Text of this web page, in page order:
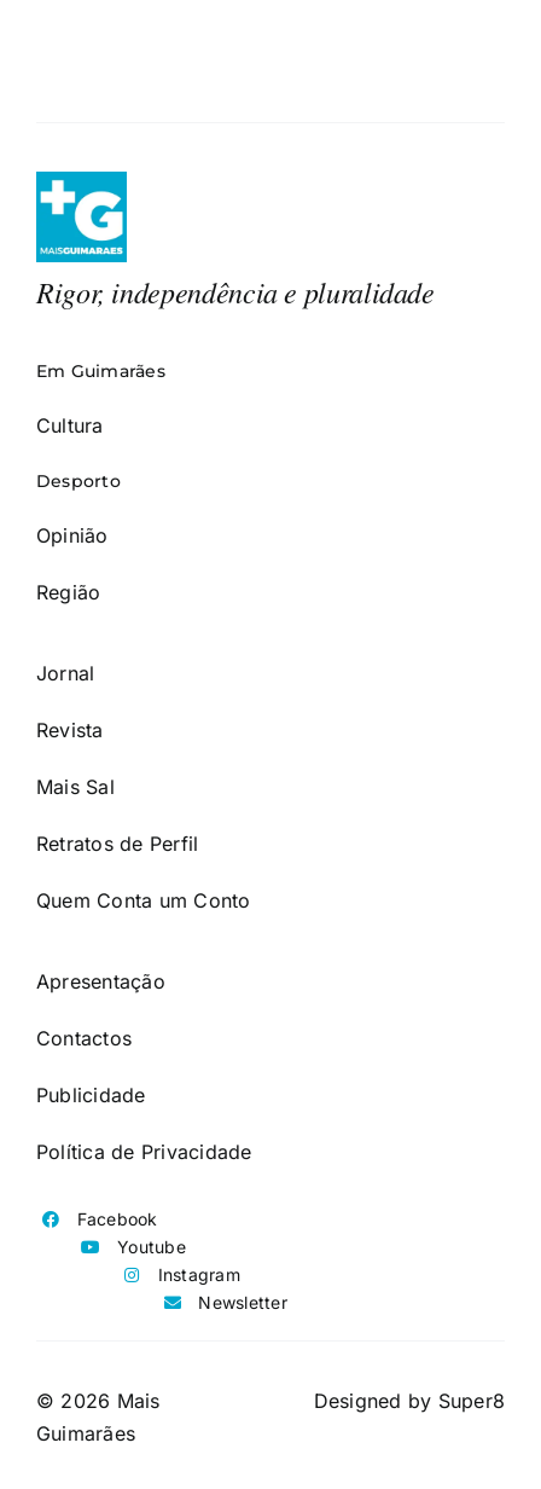
Rigor, independência e pluralidade
Em Guimarães
Cultura
Desporto
Opinião
Região
Jornal
Revista
Mais Sal
Retratos de Perfil
Quem Conta um Conto
Apresentação
Contactos
Publicidade
Política de Privacidade
Facebook
Youtube
Instagram
Newsletter
© 2026 Mais
Guimarães
Designed by Super8